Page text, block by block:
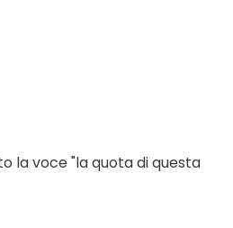
la voce "la quota di questa